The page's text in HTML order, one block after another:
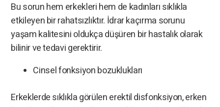
Bu sorun hem erkekleri hem de kadınları sıklıkla
etkileyen bir rahatsızlıktır. İdrar kaçırma sorunu
yaşam kalitesini oldukça düşüren bir hastalık olarak
bilinir ve tedavi gerektirir.
Cinsel fonksiyon bozuklukları
Erkeklerde sıklıkla görülen erektil disfonksiyon, erken